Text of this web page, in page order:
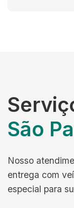
São
Nosso
entrega com
especial para